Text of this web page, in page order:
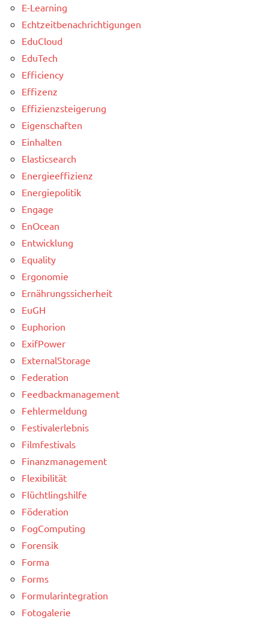
E-Learning
Echtzeitbenachrichtigungen
EduCloud
EduTech
Efficiency
Effizenz
Effizienzsteigerung
Eigenschaften
Einhalten
Elasticsearch
Energieeffizienz
Energiepolitik
Engage
EnOcean
Entwicklung
Equality
Ergonomie
Ernährungssicherheit
EuGH
Euphorion
ExifPower
ExternalStorage
Federation
Feedbackmanagement
Fehlermeldung
Festivalerlebnis
Filmfestivals
Finanzmanagement
Flexibilität
Flüchtlingshilfe
Föderation
FogComputing
Forensik
Forma
Forms
Formularintegration
Fotogalerie